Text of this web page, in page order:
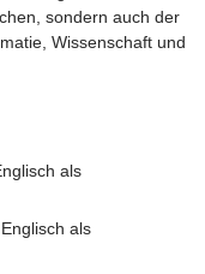
sondern auch der
Wissenschaft und
als
als